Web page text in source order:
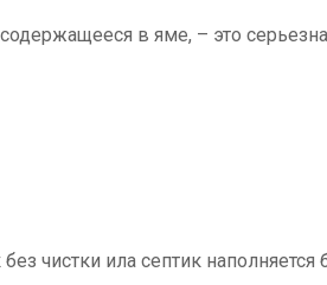
в яме, – это
без чистки ила септик